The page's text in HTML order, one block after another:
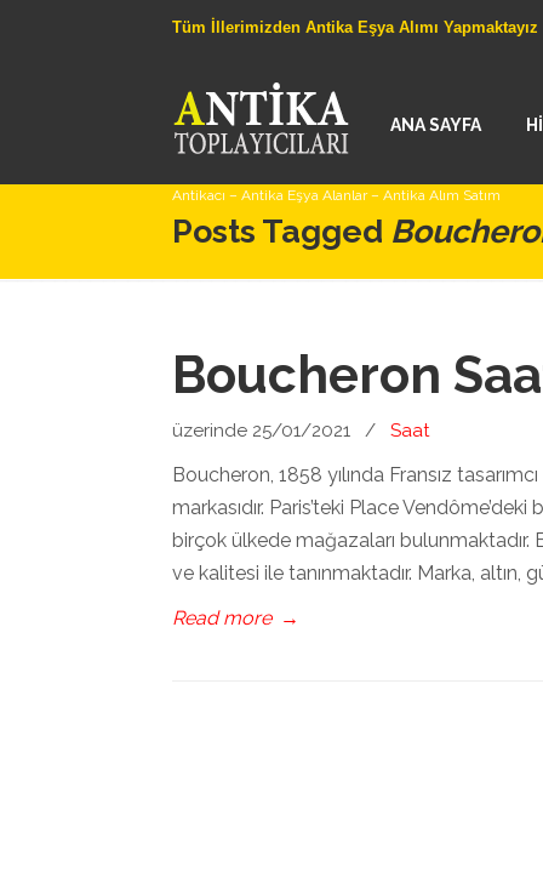
Tüm İllerimizden Antika Eşya Alımı Yapmaktayız
Antikacı – Antika Eşya Alanlar – Antika Alım Satım
ANA SAYFA
Posts Tagged
Boucheron
üzerinde 25/01/2021 / Saat
Boucheron, 1858 yılında Fransız
markasıdır. Paris’teki Place
birçok ülkede mağazaları bulunmaktadır.
ve kalitesi ile tanınmaktadır. Marka,
Read more →